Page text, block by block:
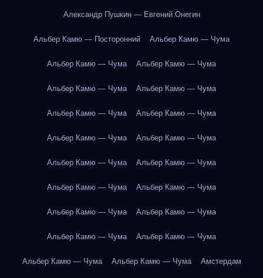
Александр Пушкин — Евгений Онегин
Альбер Камю — Посторонний Альбер Камю — Чума
Альбер Камю — Чума Альбер Камю — Чума
Альбер Камю — Чума Альбер Камю — Чума
Альбер Камю — Чума Альбер Камю — Чума
Альбер Камю — Чума Альбер Камю — Чума
Альбер Камю — Чума Альбер Камю — Чума
Альбер Камю — Чума Альбер Камю — Чума
Альбер Камю — Чума Альбер Камю — Чума
Альбер Камю — Чума Альбер Камю — Чума
Альбер Камю — Чума Альбер Камю — Чума Амстердам